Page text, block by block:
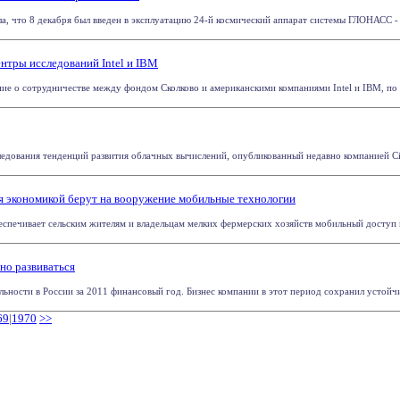
что 8 декабря был введен в эксплуатацию 24-й космический аппарат системы ГЛОНАСС
исследований Intel и IBM
о сотрудничестве между фондом Сколково и американскими компаниями Intel и IBM, по
тенденций развития облачных вычислений, опубликованный недавно компанией
берут на вооружение мобильные технологии
сельским жителям и владельцам мелких фермерских хозяйств мобильный
развиваться
в России за 2011 финансовый год. Бизнес компании в этот период сохранил
|1970 >>